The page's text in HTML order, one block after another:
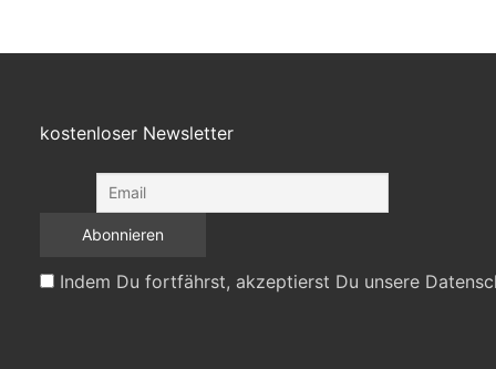
kostenloser Newsletter
Indem Du fortfährst, akzeptierst Du unsere